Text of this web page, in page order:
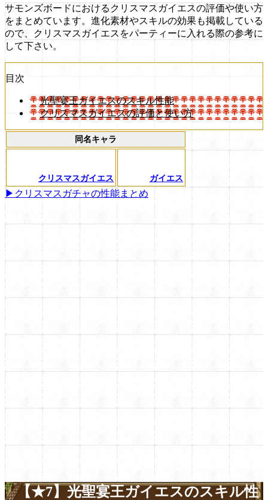
サモンズボードにおけるクリスマスガイエスの評価や使い方
をまとめています。進化素材やスキルの効果も掲載している
ので、クリスマスガイエスをパーティーに入れる際の参考に
して下さい。
目次
光聖宴王ガイエスのスキル性能
クリスマスガイエスの評価と使い方
同名キャラ
クリスマスガイエス ガイエス
▶クリスマスガチャの性能まとめ
【★7】光聖宴王ガイエスのスキル性